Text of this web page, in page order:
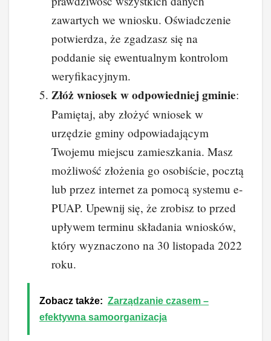
zawartych we wniosku. Oświadczenie
potwierdza, że zgadzasz się na
poddanie się ewentualnym kontrolom
weryfikacyjnym.
Złóż wniosek w odpowiedniej gminie:
Pamiętaj, aby złożyć wniosek w
urzędzie gminy odpowiadającym
Twojemu miejscu zamieszkania. Masz
możliwość złożenia go osobiście, pocztą
lub przez internet za pomocą systemu e-
PUAP. Upewnij się, że zrobisz to przed
upływem terminu składania wniosków,
który wyznaczono na 30 listopada 2022
roku.
Zobacz także: Zarządzanie czasem –
efektywna samoorganizacja